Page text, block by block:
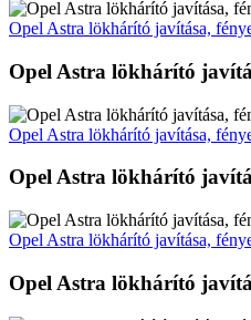
Opel Astra lökhárító javítása,
Opel Astra lökhárító
Opel Astra lökhárító javítása,
Opel Astra lökhárító
Opel Astra lökhárító javítása,
Opel Astra lökhárító